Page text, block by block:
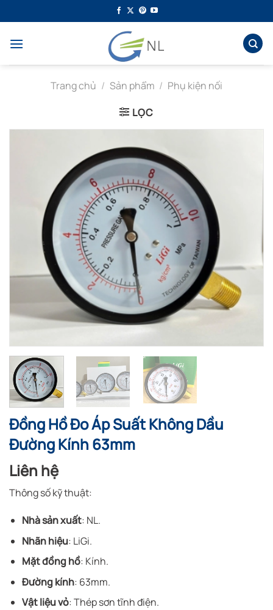
qua
dung
Trang chủ / Sản phẩm / Phụ kiện nối
LỌC
Đồng Hồ Đo Áp Suất Không Dầu
Đường Kính 63mm
Liên hệ
Thông số kỹ thuật:
Nhà sản xuất: NL.
Nhãn hiệu: LiGi.
Mặt đồng hồ: Kính.
Đường kính: 63mm.
Vật liệu vỏ: Thép sơn tĩnh điện.